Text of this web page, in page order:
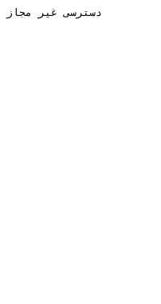
دسترسی غیر مجاز